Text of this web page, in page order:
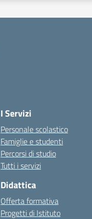
I Servizi
Personale scolastico
Famiglie e studenti
Percorsi di studio
Tutti i servizi
Didattica
Offerta formativa
Progetti di Istituto